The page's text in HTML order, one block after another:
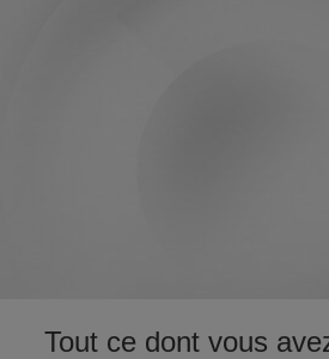
Tout ce dont vous